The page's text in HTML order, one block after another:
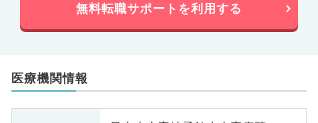
無料転職サポートを利用する
医療機関情報